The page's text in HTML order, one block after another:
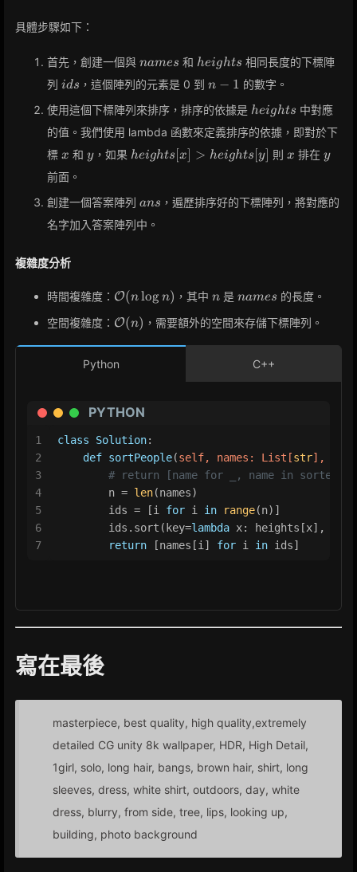
具體步驟如下：
首先，創建一個與 names
names 和 heights
heights 相同長度的下標陣
列 ids
ids ，這個陣列的元素是 0 到 n-
n − 1 的數字。
使用這個下標陣列來排序，排序的依據是 heights
heights 中對應
的值。我們使用 lambda 函數來定義排序的依據，即對於下
標 x
x 和 y
y，如果 heights[x]
heights [x > heights [y] 則 x
x 排在 y
y
前面。
創建一個答案陣列 ans
ans ，遍歷排序好的下標陣列，將對應的
名字加入答案陣列中。
複雜度分析
時間複雜度： \mathcal{O}
(n \log n)
O(n log n) ，其中n
n 是names
names 的長度。
空間複雜度： \mathcal{O}
(n)
O(n) ，需要額外的空間來存儲下標陣列。
Python C++
PYTHON
1
2
3
4
5
6
7
class Solution:
def sortPeople(self, names: List [str],
# return [name for _, name in
        n =
len(names)
        ids = [i
for i in range(n)]
        ids.sort(key=
lambda x: heights[x],
return [names[i] for i in ids]
寫在最後
masterpiece, best quality, high quality,extremely
detailed CG unity 8k wallpaper, HDR, High Detail,
1girl, solo, long hair, bangs, brown hair, shirt, long
sleeves, dress, white shirt, outdoors, day, white
dress, blurry, from side, tree, lips, looking up,
building, photo background